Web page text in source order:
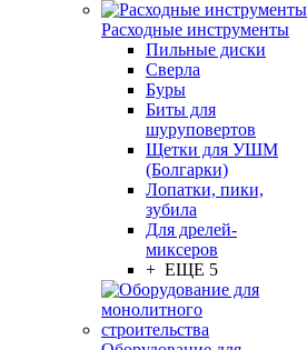
Расходные инструменты
Пильные диски
Сверла
Буры
Биты для
шуруповертов
Щетки для УШМ
(Болгарки)
Лопатки, пики,
зубила
Для дрелей-
миксеров
+ ЕЩЕ 5